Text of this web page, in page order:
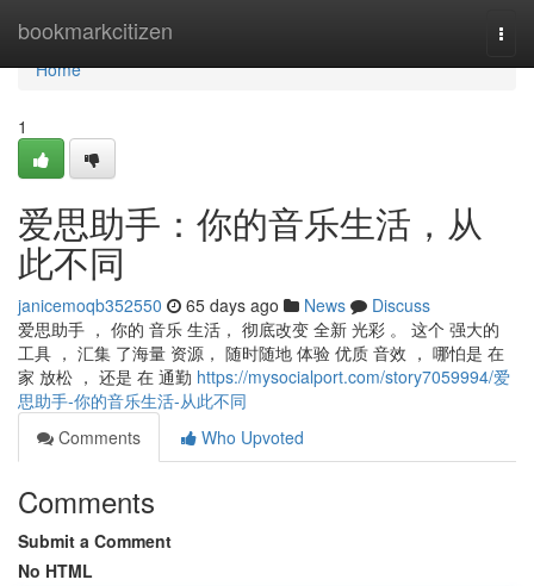
bookmarkcitizen
Home
Home
1
爱思助手：你的音乐生活，从
此不同
janicemoqb352550 65 days ago News
Discuss
爱思助手 ， 你的 音乐 生活， 彻底改变 全新 光彩 。 这个 强大的
工具 ， 汇集 了海量 资源， 随时随地 体验 优质 音效 ， 哪怕是 在
家 放松 ， 还是 在 通勤 https://mysocialport.com/story7059994/爱
思助手-你的音乐生活-从此不同
Comments
Who Upvoted
Comments
Submit a Comment
No HTML